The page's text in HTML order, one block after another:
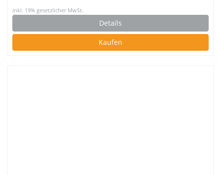
inkl. 19% gesetzlicher MwSt.
Details
Kaufen